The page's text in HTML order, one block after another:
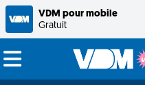
VDM pour mobile
Gratuit